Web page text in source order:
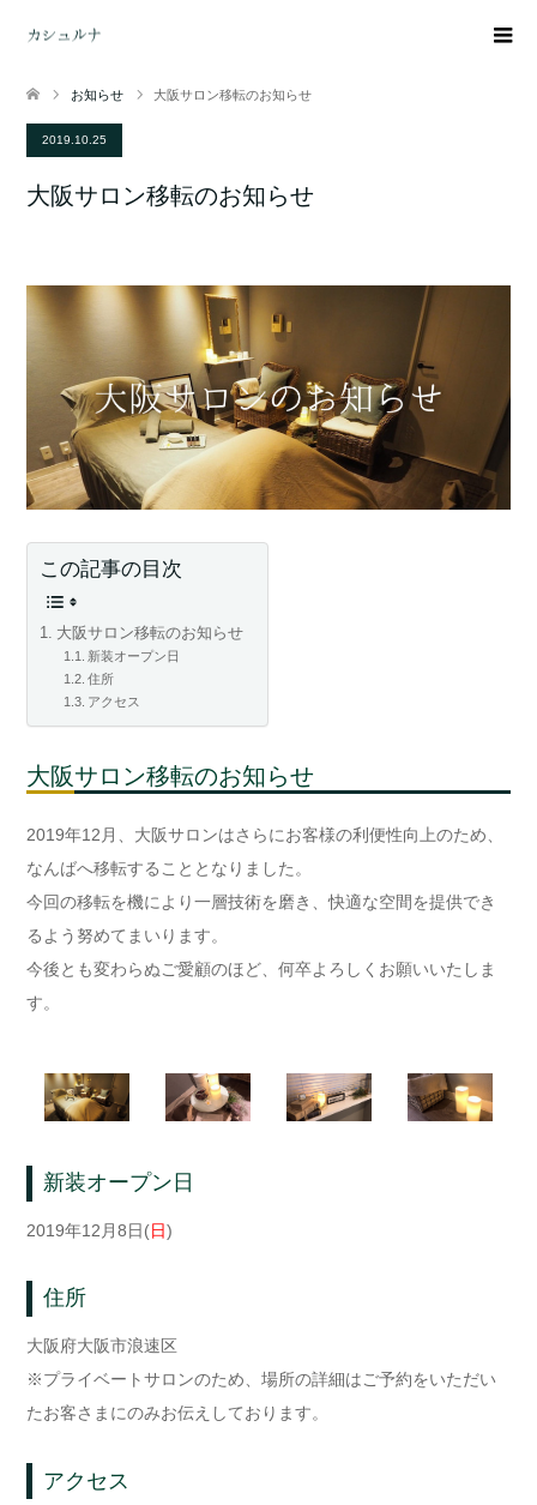
お知らせ 大阪サロン移転のお知らせ
2019.10.25
大阪サロン移転のお知らせ
この記事の目次
大阪サロン移転のお知らせ
新装オープン日
住所
アクセス
大阪サロン移転のお知らせ
2019年12月、大阪サロンはさらにお客様の利便性向上のため、
なんばへ移転することとなりました。
今回の移転を機により一層技術を磨き、快適な空間を提供でき
るよう努めてまいります。
今後とも変わらぬご愛顧のほど、何卒よろしくお願いいたしま
す。
新装オープン日
2019年12月8日(日)
住所
大阪府大阪市浪速区
※プライベートサロンのため、場所の詳細はご予約をいただい
たお客さまにのみお伝えしております。
アクセス